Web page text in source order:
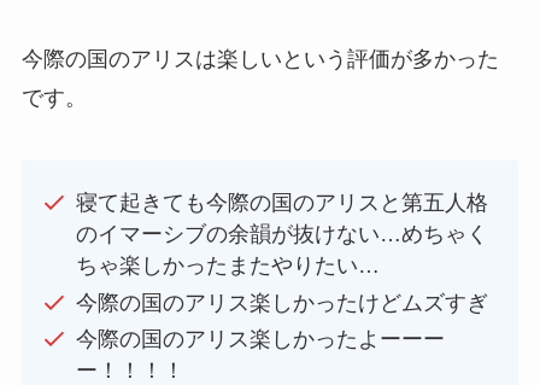
今際の国のアリスは楽しいという評価が多かった
です。
寝て起きても今際の国のアリスと第五人格
のイマーシブの余韻が抜けない…めちゃく
ちゃ楽しかったまたやりたい…
今際の国のアリス楽しかったけどムズすぎ
今際の国のアリス楽しかったよーーー
ー！！！！